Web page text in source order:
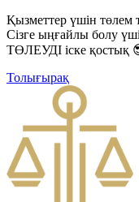
Қызметтер үшін төлем
Сізге ыңғайлы болу
ТӨЛЕУДІ іске қостық
Толығырақ